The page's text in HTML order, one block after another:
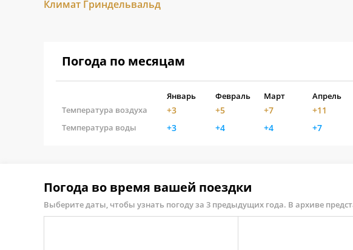
Климат Гриндельвальд
Погода по месяцам
Январь Февраль Март Апрель
Температура воздуха
+3 +5 +7 +11
Температура воды +3 +4 +4 +7
Погода во время вашей поездки
Выберите даты, чтобы узнать погоду за 3 предыдущих года. В архиве